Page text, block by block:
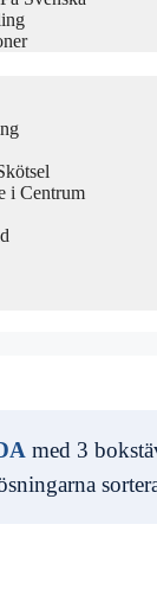
i Centrum
med 3